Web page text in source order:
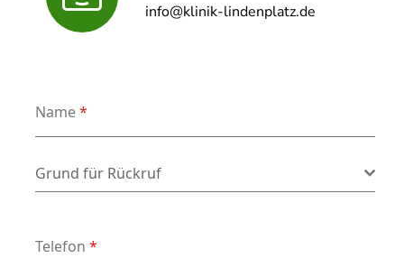
info@klinik-lindenplatz.de
Name*
Grund für Rückruf
Grund für Rückruf
Telefon *